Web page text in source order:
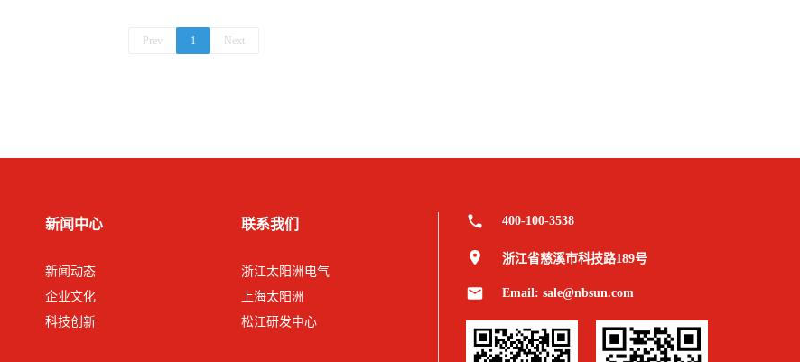
Prev 1 Next
新闻中心
新闻动态
企业文化
科技创新
联系我们
浙江太阳洲电气
上海太阳洲
松江研发中心
400-100-3538
浙江省慈溪市科技路189号
Email: sale@nbsun.com